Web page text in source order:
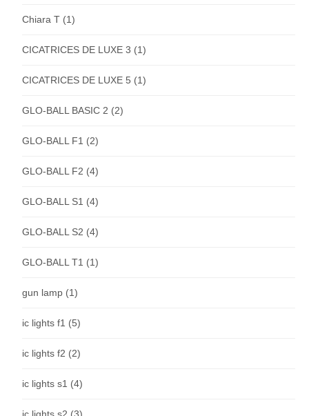
Chiara T (1)
CICATRICES DE LUXE 3 (1)
CICATRICES DE LUXE 5 (1)
GLO-BALL BASIC 2 (2)
GLO-BALL F1 (2)
GLO-BALL F2 (4)
GLO-BALL S1 (4)
GLO-BALL S2 (4)
GLO-BALL T1 (1)
gun lamp (1)
ic lights f1 (5)
ic lights f2 (2)
ic lights s1 (4)